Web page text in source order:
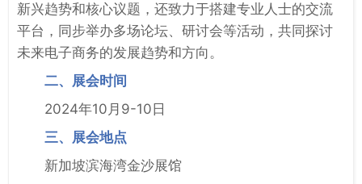
新兴趋势和核心议题，还致力于搭建专业人士的交流
平台，同步举办多场论坛、研讨会等活动，共同探讨
未来电子商务的发展趋势和方向。
二、展会时间
2024年10月9-10日
三、展会地点
新加坡滨海湾金沙展馆